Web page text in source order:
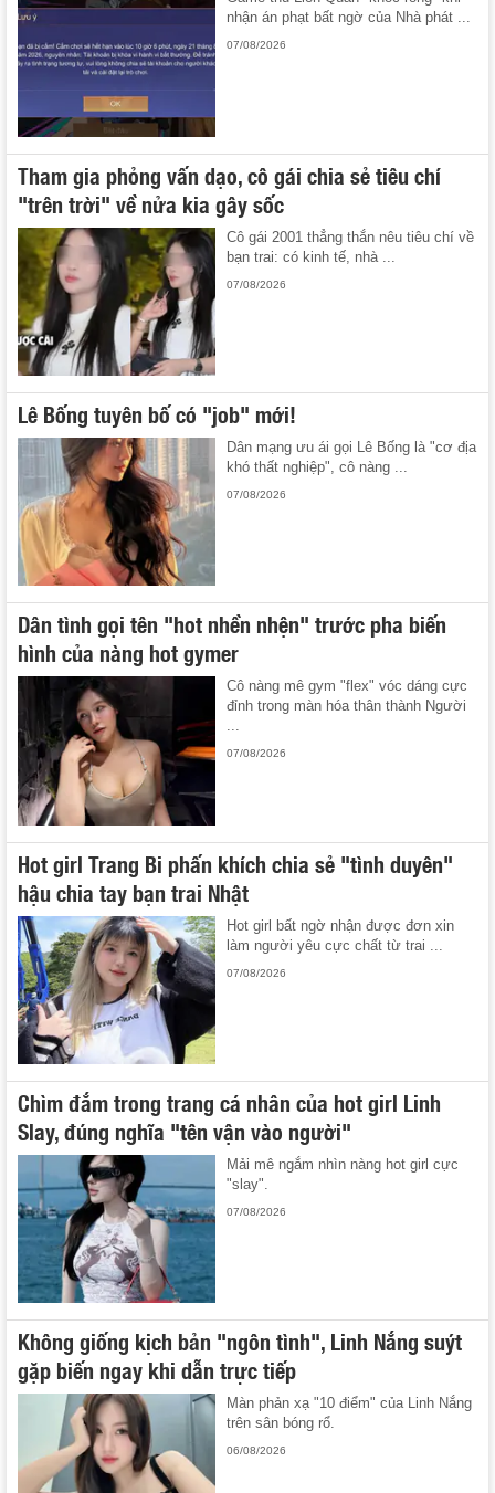
nhận án phạt bất ngờ của Nhà phát ...
07/08/2026
Tham gia phỏng vấn dạo, cô gái chia sẻ tiêu chí
"trên trời" về nửa kia gây sốc
Cô gái 2001 thẳng thắn nêu tiêu chí về
bạn trai: có kinh tế, nhà ...
07/08/2026
Lê Bống tuyên bố có "job" mới!
Dân mạng ưu ái gọi Lê Bống là "cơ địa
khó thất nghiệp", cô nàng ...
07/08/2026
Dân tình gọi tên "hot nhền nhện" trước pha biến
hình của nàng hot gymer
Cô nàng mê gym "flex" vóc dáng cực
đỉnh trong màn hóa thân thành Người
...
07/08/2026
Hot girl Trang Bi phấn khích chia sẻ "tình duyên"
hậu chia tay bạn trai Nhật
Hot girl bất ngờ nhận được đơn xin
làm người yêu cực chất từ trai ...
07/08/2026
Chìm đắm trong trang cá nhân của hot girl Linh
Slay, đúng nghĩa "tên vận vào người"
Mải mê ngắm nhìn nàng hot girl cực
"slay".
07/08/2026
Không giống kịch bản "ngôn tình", Linh Nắng suýt
gặp biến ngay khi dẫn trực tiếp
Màn phản xạ "10 điểm" của Linh Nắng
trên sân bóng rổ.
06/08/2026